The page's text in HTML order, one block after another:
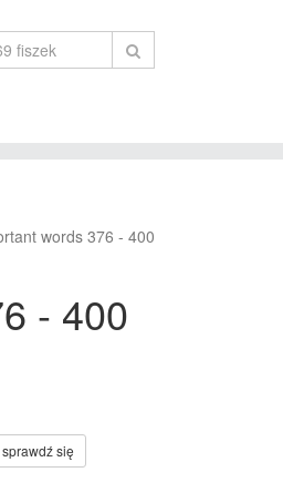
words 376 - 400
- 400
sprawdź się